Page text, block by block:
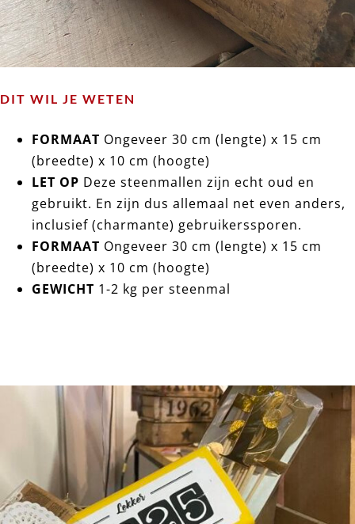
DIT WIL JE WETEN
FORMAAT Ongeveer 30 cm (lengte) x 15 cm
(breedte) x 10 cm (hoogte)
LET OP Deze steenmallen zijn echt oud en
gebruikt. En zijn dus allemaal net even anders,
inclusief (charmante) gebruikerssporen.
FORMAAT Ongeveer 30 cm (lengte) x 15 cm
(breedte) x 10 cm (hoogte)
GEWICHT 1-2 kg per steenmal